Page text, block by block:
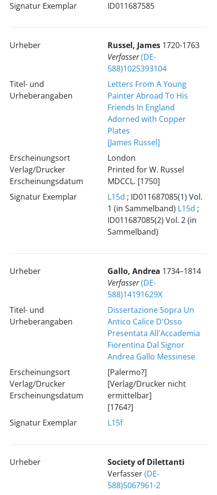
Signatur Exemplar
ID011687585
Urheber Russel, James 1720-1763
Verfasser(DE-
588)1025393104
Titel- und
Urheberangaben
Letters From A Young
Painter Abroad To His
Friends In England
Adorned with Copper
Plates
[James Russel]
Erscheinungsort
Verlag/Drucker
Erscheinungsdatum
London
Printed for W. Russel
MDCCL. [1750]
Signatur Exemplar
L15d ; ID011687085(1) Vol.
1 (in Sammelband) L15d ;
ID011687085(2) Vol. 2 (in
Sammelband)
Urheber Gallo, Andrea 1734–1814
Verfasser(DE-
588)14191629X
Titel- und
Urheberangaben
Dissertazione Sopra Un
Antico Calice D'Osso
Presentata All'Accademia
Fiorentina Dal Signor
Andrea Gallo Messinese
Erscheinungsort
Verlag/Drucker
Erscheinungsdatum
[Palermo?]
[Verlag/Drucker nicht
ermittelbar]
[1764?]
Signatur Exemplar
L15f
Urheber
Society of Dilettanti
Verfasser(DE-
588)5067961-2